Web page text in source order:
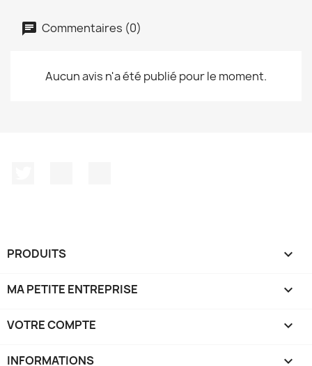
Commentaires (0)
Aucun avis n'a été publié pour le moment.
PRODUITS 
MA PETITE ENTREPRISE 
VOTRE COMPTE 
INFORMATIONS keyboard_arrow_down